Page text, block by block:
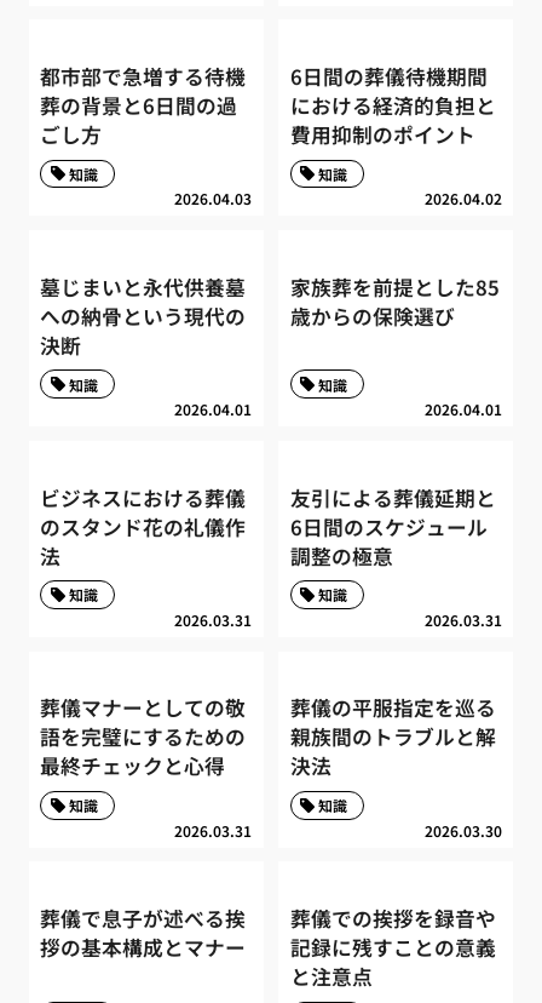
都市部で急増する待機
葬の背景と6日間の過
ごし方
2026.04.03
知識
6日間の葬儀待機期間
における経済的負担と
費用抑制のポイント
2026.04.02
知識
墓じまいと永代供養墓
への納骨という現代の
決断
2026.04.01
知識
家族葬を前提とした85
歳からの保険選び
2026.04.01
知識
ビジネスにおける葬儀
のスタンド花の礼儀作
法
2026.03.31
知識
友引による葬儀延期と
6日間のスケジュール
調整の極意
2026.03.31
知識
葬儀マナーとしての敬
語を完璧にするための
最終チェックと心得
2026.03.31
知識
葬儀の平服指定を巡る
親族間のトラブルと解
決法
2026.03.30
知識
葬儀で息子が述べる挨
拶の基本構成とマナー
葬儀での挨拶を録音や
記録に残すことの意義
と注意点